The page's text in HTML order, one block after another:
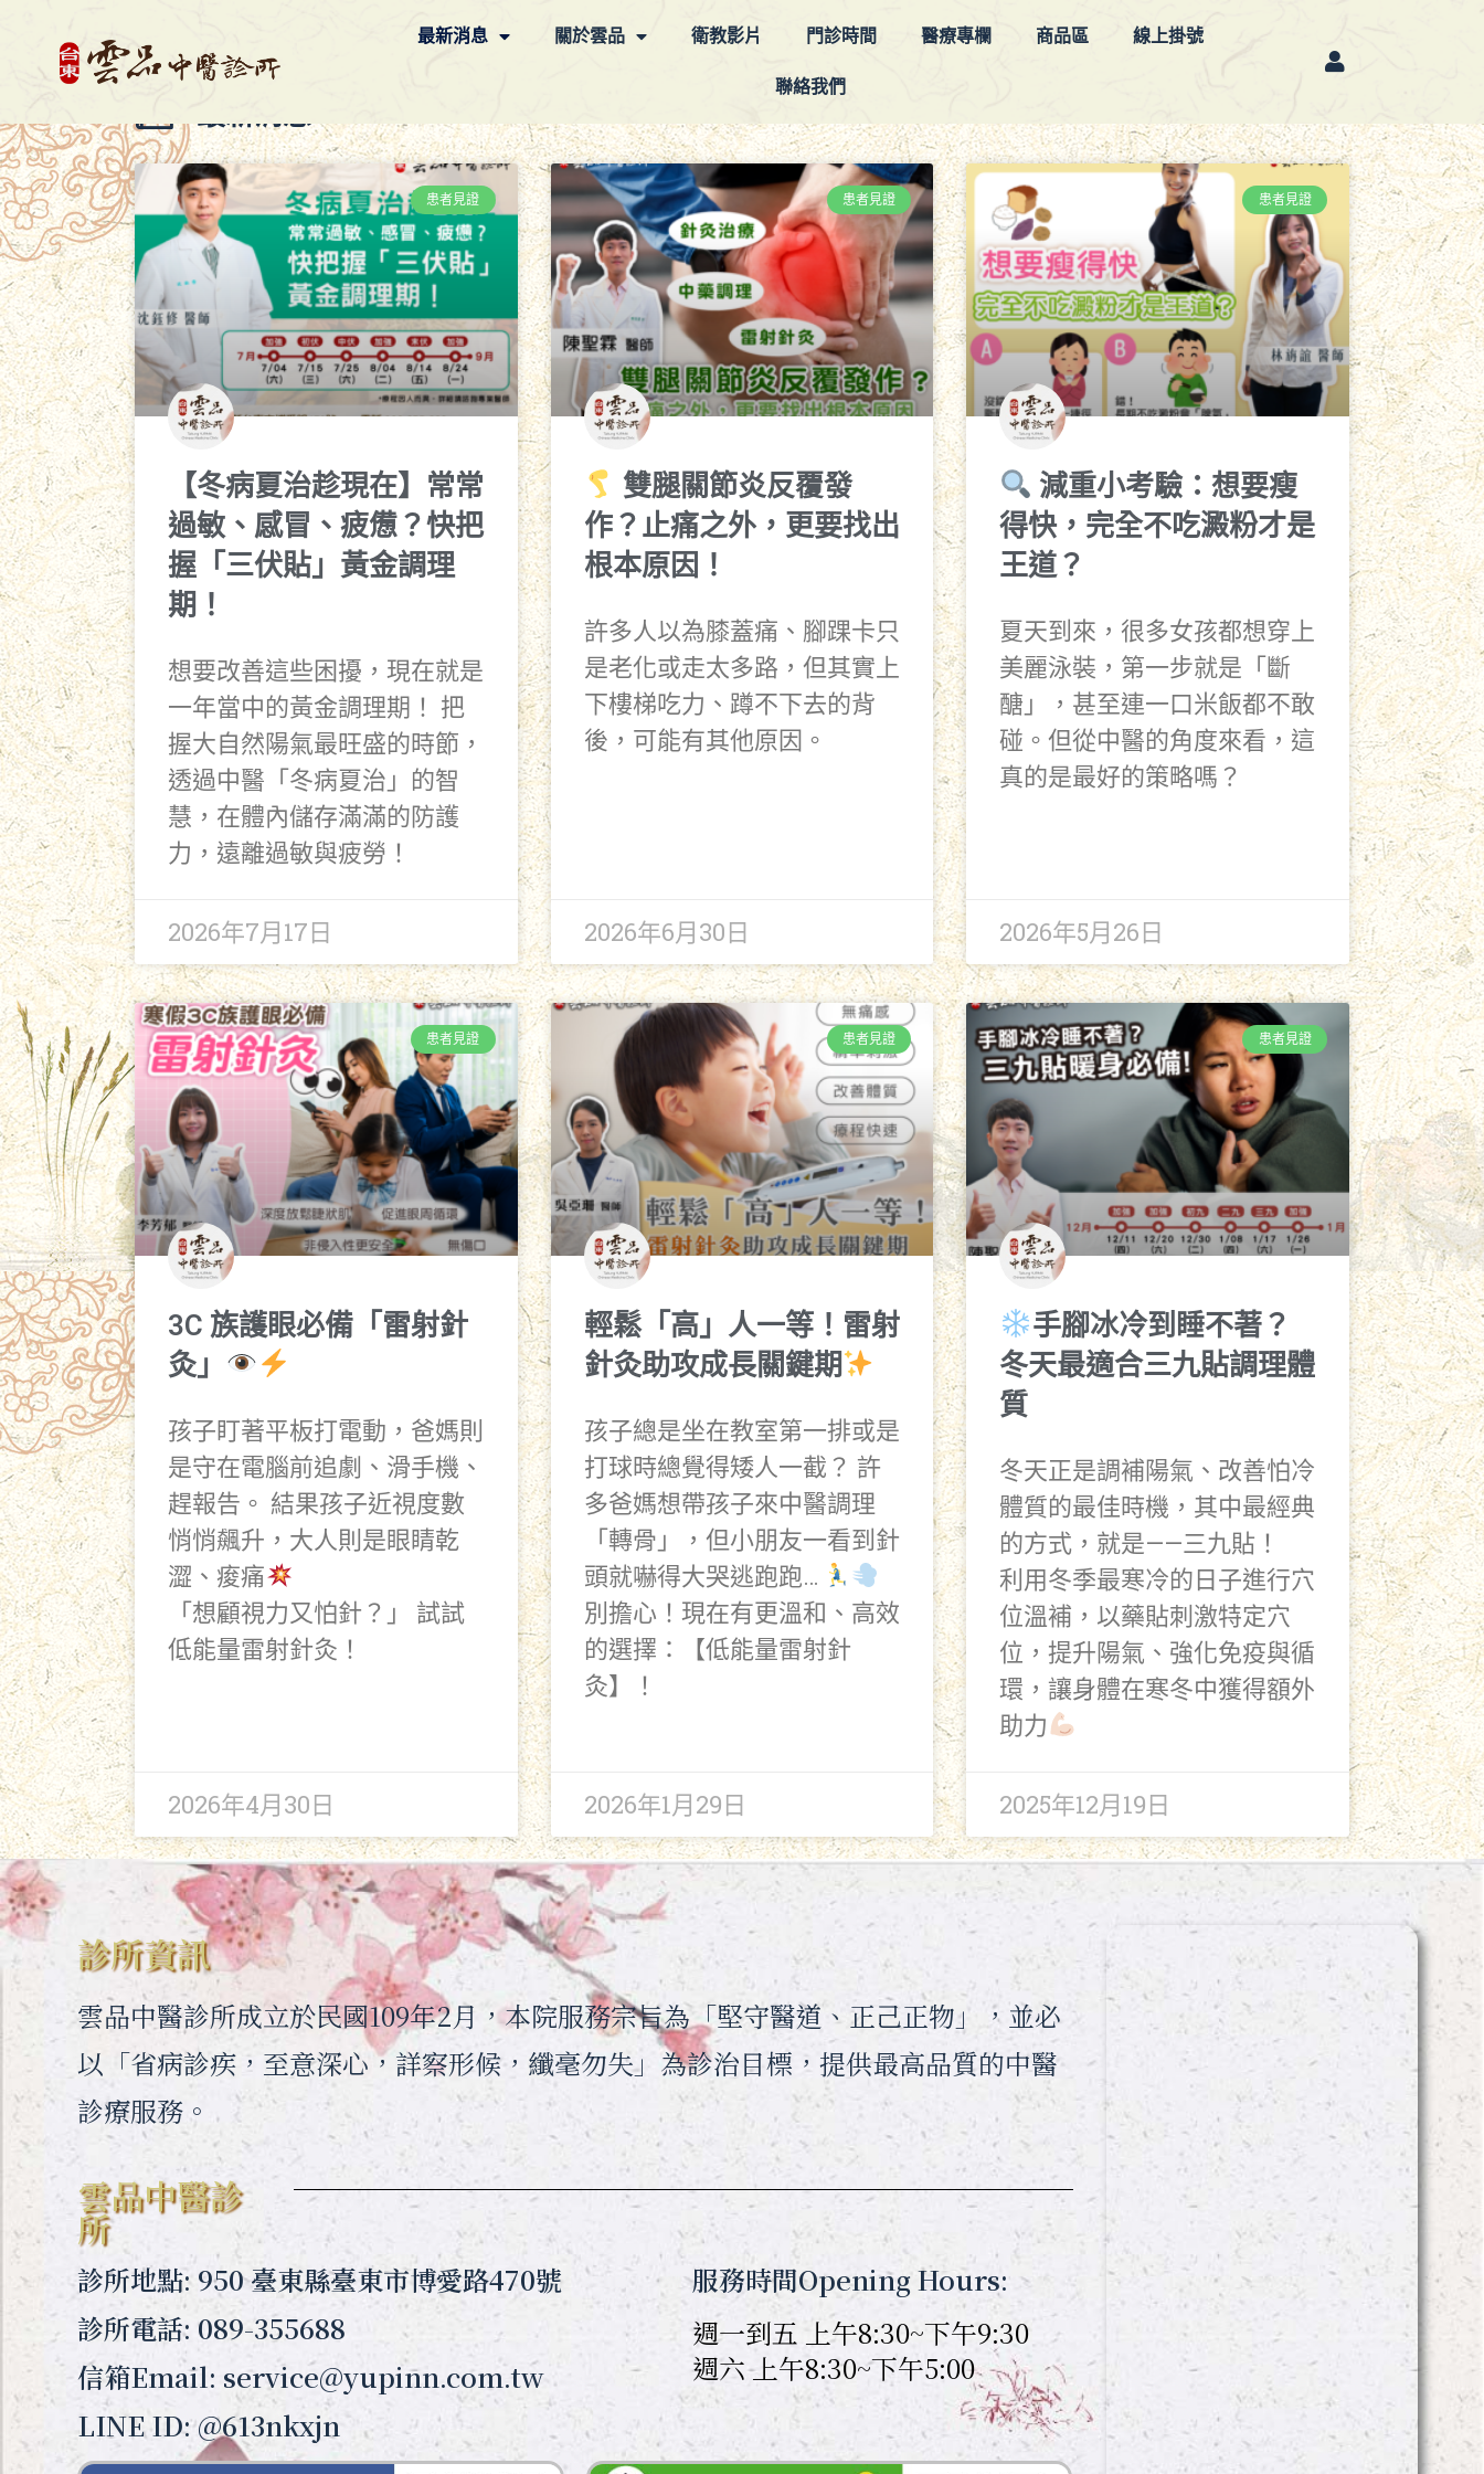
最新消息 關於雲品 衛教影片 門診時間 醫療專欄 商品區 線上掛號
聯絡我們
最新消息
患者見證
【冬病夏治趁現在】常常
過敏、感冒、疲憊？快把
握「三伏貼」黃金調理
期！
想要改善這些困擾，現在就是
一年當中的黃金調理期！ 把
握大自然陽氣最旺盛的時節，
透過中醫「冬病夏治」的智
慧，在體內儲存滿滿的防護
力，遠離過敏與疲勞！
2026年7月17日
患者見證
雙腿關節炎反覆發
作？止痛之外，更要找出
根本原因！
許多人以為膝蓋痛、腳踝卡只
是老化或走太多路，但其實上
下樓梯吃力、蹲不下去的背
後，可能有其他原因。
2026年6月30日
患者見證
減重小考驗：想要瘦
得快，完全不吃澱粉才是
王道？
夏天到來，很多女孩都想穿上
美麗泳裝，第一步就是「斷
醣」，甚至連一口米飯都不敢
碰。但從中醫的角度來看，這
真的是最好的策略嗎？
2026年5月26日
患者見證
3C 族護眼必備「雷射針
灸」
孩子盯著平板打電動，爸媽則
是守在電腦前追劇、滑手機、
趕報告。 結果孩子近視度數
悄悄飆升，大人則是眼睛乾
澀、痠痛
「想顧視力又怕針？」 試試
低能量雷射針灸！
2026年4月30日
患者見證
輕鬆「高」人一等！雷射
針灸助攻成長關鍵期
孩子總是坐在教室第一排或是
打球時總覺得矮人一截？ 許
多爸媽想帶孩子來中醫調理
「轉骨」，但小朋友一看到針
頭就嚇得大哭逃跑跑…
別擔心！現在有更溫和、高效
的選擇：【低能量雷射針
灸】！
2026年1月29日
患者見證
手腳冰冷到睡不著？
冬天最適合三九貼調理體
質
冬天正是調補陽氣、改善怕冷
體質的最佳時機，其中最經典
的方式，就是——三九貼！
利用冬季最寒冷的日子進行穴
位溫補，以藥貼刺激特定穴
位，提升陽氣、強化免疫與循
環，讓身體在寒冬中獲得額外
助力
2025年12月19日
診所資訊
雲品中醫診所成立於民國109年2月，本院服務宗旨為「堅守醫道、正己正物」，並必
以「省病診疾，至意深心，詳察形候，纖毫勿失」為診治目標，提供最高品質的中醫
診療服務。
雲品中醫診
所
診所地點: 950 臺東縣臺東市博愛路470號
診所電話: 089-355688
信箱Email: service@yupinn.com.tw
LINE ID: @613nkxjn
服務時間Opening Hours:
週一到五 上午8:30~下午9:30
週六 上午8:30~下午5:00